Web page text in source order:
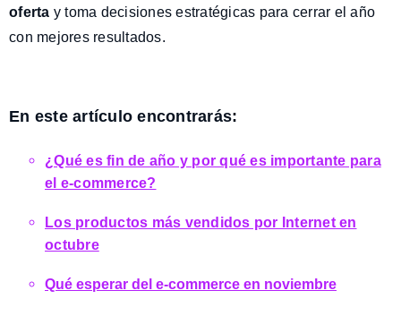
oferta y toma decisiones estratégicas para cerrar el año
con mejores resultados.
En este artículo encontrarás:
¿Qué es fin de año y por qué es importante para
el e-commerce?
Los productos más vendidos por Internet en
octubre
Qué esperar del e-commerce en noviembre